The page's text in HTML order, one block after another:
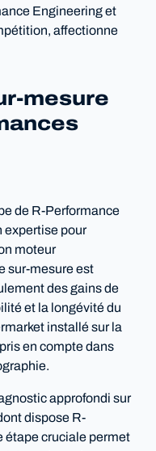
Engineering et
affectionne
mesure
de R-Performance
expertise pour
moteur
sur-mesure est
des gains de
et la longévité du
installé sur la
en compte dans
approfondi sur
dispose R-
étape cruciale permet